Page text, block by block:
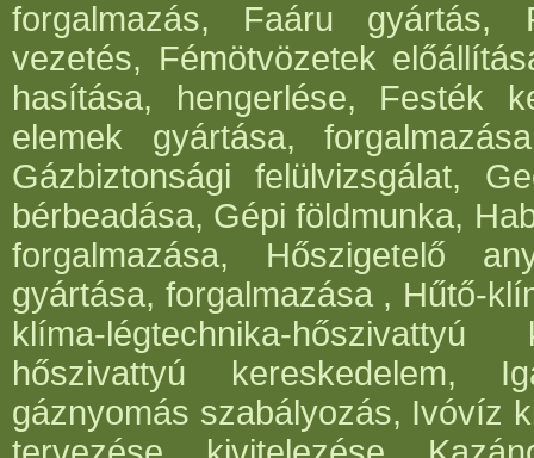
forgalmazás, Faáru gyártás,
vezetés, Fémötvözetek
hasítása, hengerlése, Festék
elemek gyártása,
Gázbiztonsági felülvizsgálat,
bérbeadása, Gépi földmunka,
forgalmazása, Hőszigetelő
gyártása, forgalmazása , Hűtő-
klíma-légtechnika-hőszivattyú
hőszivattyú kereskedelem,
gáznyomás szabályozás, Ivóvíz